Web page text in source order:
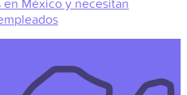
México y necesitan